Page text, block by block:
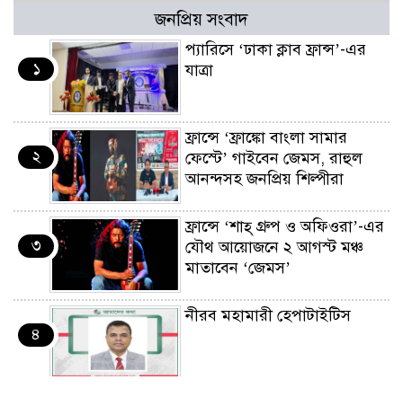
জনপ্রিয় সংবাদ
১
প্যারিসে ‘ঢাকা ক্লাব ফ্রান্স’-এর
যাত্রা
২
ফ্রান্সে ‘ফ্রাঙ্কো বাংলা সামার
ফেস্টে’ গাইবেন জেমস, রাহুল
আনন্দসহ জনপ্রিয় শিল্পীরা
৩
ফ্রান্সে ‘শাহ্ গ্রুপ ও অফিওরা’-এর
যৌথ আয়োজনে ২ আগস্ট মঞ্চ
মাতাবেন ‘জেমস’
৪
নীরব মহামারী হেপাটাইটিস